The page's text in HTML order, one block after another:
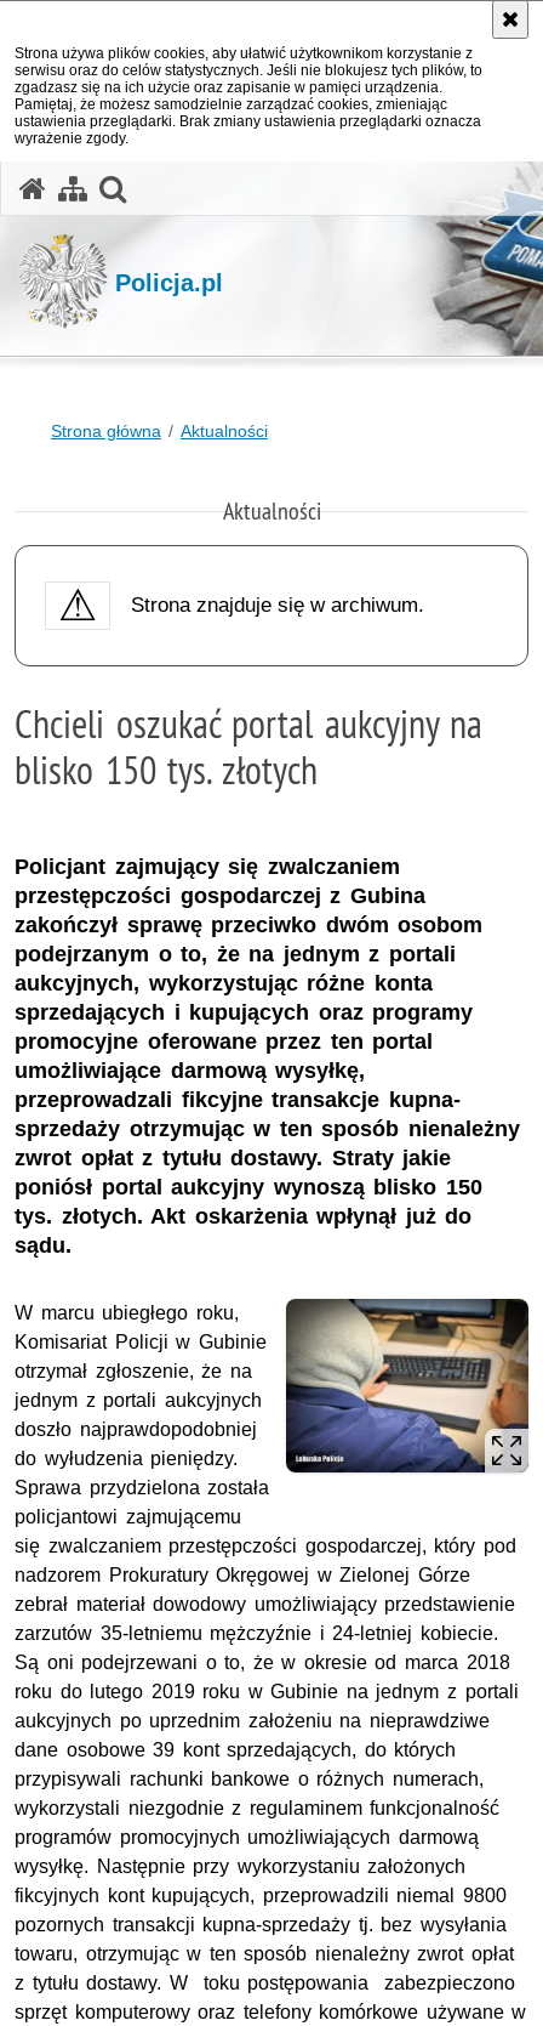
Strona używa plików cookies, aby ułatwić użytkownikom korzystanie z
serwisu oraz do celów statystycznych. Jeśli nie blokujesz tych plików, to
zgadzasz się na ich użycie oraz zapisanie w pamięci urządzenia.
Pamiętaj, że możesz samodzielnie zarządzać cookies, zmieniając
ustawienia przeglądarki. Brak zmiany ustawienia przeglądarki oznacza
wyrażenie zgody.
Policja.pl
Strona główna Aktualności
Aktualności
Strona znajduje się w archiwum.
Chcieli oszukać portal aukcyjny na
blisko 150 tys. złotych
Policjant zajmujący się zwalczaniem
przestępczości gospodarczej z Gubina
zakończył sprawę przeciwko dwóm osobom
podejrzanym o to, że na jednym z portali
aukcyjnych, wykorzystując różne konta
sprzedających i kupujących oraz programy
promocyjne oferowane przez ten portal
umożliwiające darmową wysyłkę,
przeprowadzali fikcyjne transakcje kupna-
sprzedaży otrzymując w ten sposób nienależny
zwrot opłat z tytułu dostawy. Straty jakie
poniósł portal aukcyjny wynoszą blisko 150
tys. złotych. Akt oskarżenia wpłynął już do
sądu.
W marcu ubiegłego roku,
Komisariat Policji w Gubinie
otrzymał zgłoszenie, że na
jednym z portali aukcyjnych
doszło najprawdopodobniej
do wyłudzenia pieniędzy.
Sprawa przydzielona została
policjantowi zajmującemu
się zwalczaniem przestępczości gospodarczej, który pod
nadzorem Prokuratury Okręgowej w Zielonej Górze
zebrał materiał dowodowy umożliwiający przedstawienie
zarzutów 35-letniemu mężczyźnie i 24-letniej kobiecie.
Są oni podejrzewani o to, że w okresie od marca 2018
roku do lutego 2019 roku w Gubinie na jednym z portali
aukcyjnych po uprzednim założeniu na nieprawdziwe
dane osobowe 39 kont sprzedających, do których
przypisywali rachunki bankowe o różnych numerach,
wykorzystali niezgodnie z regulaminem funkcjonalność
programów promocyjnych umożliwiających darmową
wysyłkę. Następnie przy wykorzystaniu założonych
fikcyjnych kont kupujących, przeprowadzili niemal 9800
pozornych transakcji kupna-sprzedaży tj. bez wysyłania
towaru, otrzymując w ten sposób nienależny zwrot opłat
z tytułu dostawy. W toku postępowania zabezpieczono
sprzęt komputerowy oraz telefony komórkowe używane w